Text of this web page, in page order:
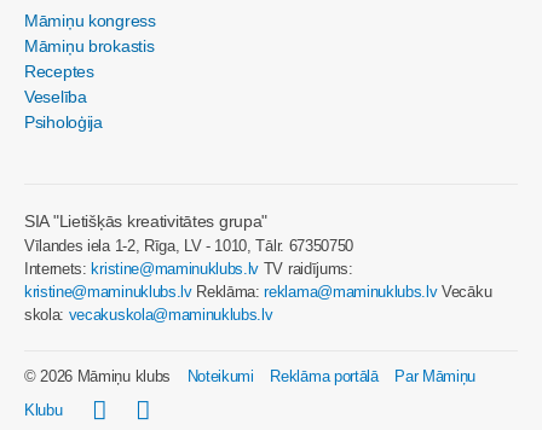
Māmiņu kongress
Māmiņu brokastis
Receptes
Veselība
Psiholoģija
SIA "Lietišķās kreativitātes grupa"
Vīlandes iela 1-2, Rīga, LV - 1010, Tālr. 67350750
Internets: kristine@maminuklubs.lv TV raidījums:
kristine@maminuklubs.lvReklāma:reklama@maminuklubs.lvVecāku
skola: vecakuskola@maminuklubs.lv
© 2026 Māmiņu klubs Noteikumi Reklāma portālā
Par Māmiņu
Klubu